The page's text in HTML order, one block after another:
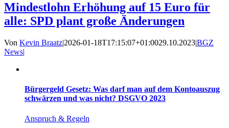
Mindestlohn Erhöhung auf 15 Euro für
alle: SPD plant große Änderungen
Von Kevin Braatz|2026-01-18T17:15:07+01:0029.10.2023|BGZ
News|
Bürgergeld Gesetz: Was darf man auf dem Kontoauszug
schwärzen und was nicht? DSGVO 2023
Anspruch & Regeln